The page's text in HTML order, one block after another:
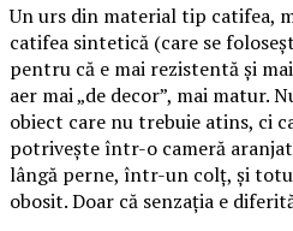
Un urs din material tip catifea,
catifea sintetică (care se
pentru că e mai rezistentă și
aer mai „de decor”, mai matur.
obiect care nu trebuie atins, ci
potrivește într-o cameră
lângă perne, într-un colț, și
obosit. Doar că senzația e